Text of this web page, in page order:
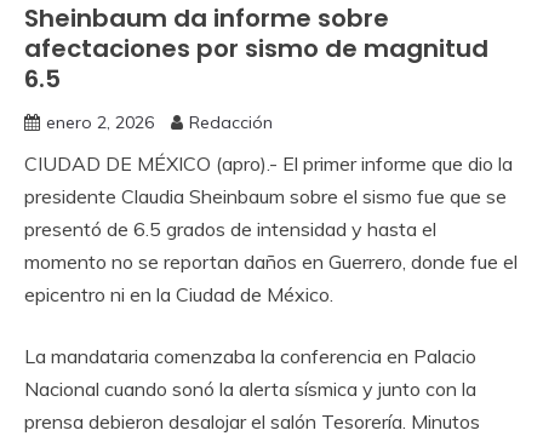
Sheinbaum da informe sobre
afectaciones por sismo de magnitud
6.5
enero 2, 2026 Redacción
CIUDAD DE MÉXICO (apro).- El primer informe que dio la
presidente Claudia Sheinbaum sobre el sismo fue que se
presentó de 6.5 grados de intensidad y hasta el
momento no se reportan daños en Guerrero, donde fue el
epicentro ni en la Ciudad de México.
La mandataria comenzaba la conferencia en Palacio
Nacional cuando sonó la alerta sísmica y junto con la
prensa debieron desalojar el salón Tesorería. Minutos